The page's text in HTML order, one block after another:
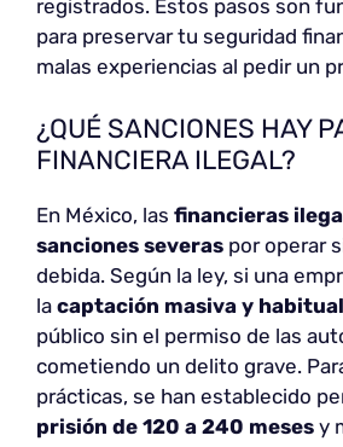
registrados. Estos pasos son
para preservar tu seguridad
malas experiencias al pedir un
¿QUÉ SANCIONES HAY
FINANCIERA ILEGAL?
En México, las financieras
sanciones severas por operar
debida. Según la ley, si una
la captación masiva y
público sin el permiso de las
cometiendo un delito grave.
prácticas, se han establecido
prisión de 120 a 240 meses y